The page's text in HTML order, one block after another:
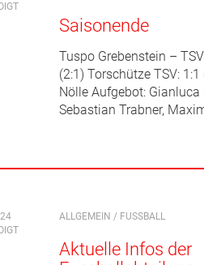
Saisonende
Tuspo Grebenstein –
(2:1) Torschütze TSV:
Nölle Aufgebot: Gianluca
Sebastian Trabner,
ALLGEMEIN / FUSSBALL
Aktuelle Infos der